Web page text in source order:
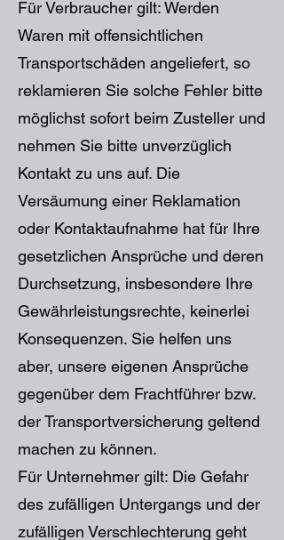
Für Verbraucher gilt: Werden
Waren mit offensichtlichen
Transportschäden angeliefert, so
reklamieren Sie solche Fehler bitte
möglichst sofort beim Zusteller und
nehmen Sie bitte unverzüglich
Kontakt zu uns auf. Die
Versäumung einer Reklamation
oder Kontaktaufnahme hat für Ihre
gesetzlichen Ansprüche und deren
Durchsetzung, insbesondere Ihre
Gewährleistungsrechte, keinerlei
Konsequenzen. Sie helfen uns
aber, unsere eigenen Ansprüche
gegenüber dem Frachtführer bzw.
der Transportversicherung geltend
machen zu können.
Für Unternehmer gilt: Die Gefahr
des zufälligen Untergangs und der
zufälligen Verschlechterung geht